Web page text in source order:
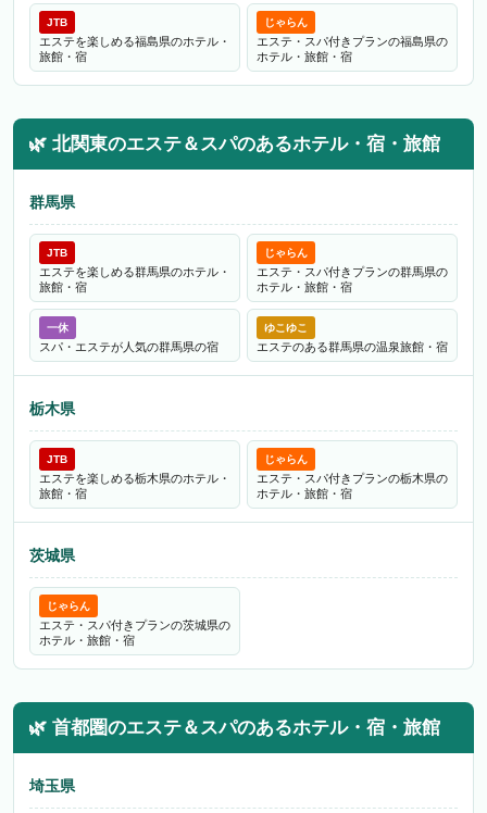
JTB
エステを楽しめる福島県のホテル・
旅館・宿
じゃらん
エステ・スパ付きプランの福島県の
ホテル・旅館・宿
🌿 北関東のエステ＆スパのあるホテル・宿・旅館
群馬県
JTB
エステを楽しめる群馬県のホテル・
旅館・宿
じゃらん
エステ・スパ付きプランの群馬県の
ホテル・旅館・宿
一休
スパ・エステが人気の群馬県の宿
ゆこゆこ
エステのある群馬県の温泉旅館・宿
栃木県
JTB
エステを楽しめる栃木県のホテル・
旅館・宿
じゃらん
エステ・スパ付きプランの栃木県の
ホテル・旅館・宿
茨城県
じゃらん
エステ・スパ付きプランの茨城県の
ホテル・旅館・宿
🌿 首都圏のエステ＆スパのあるホテル・宿・旅館
埼玉県